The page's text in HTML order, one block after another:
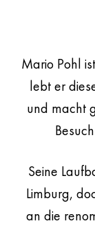
Mario Pohl
lebt er
und macht
Seine
Limburg,
an die